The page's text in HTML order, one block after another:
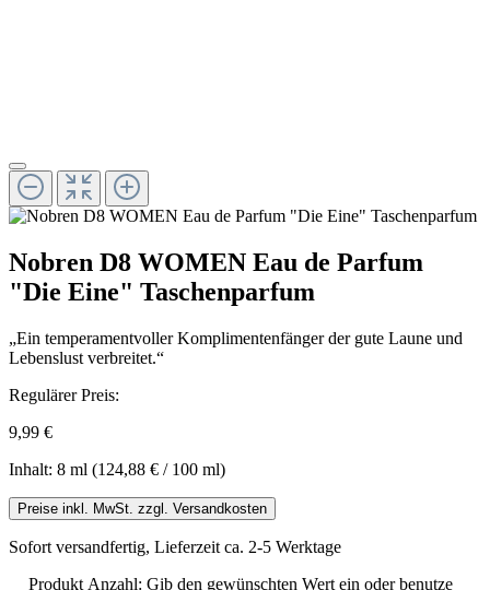
Nobren D8 WOMEN Eau de Parfum
"Die Eine" Taschenparfum
„Ein temperamentvoller Komplimentenfänger der gute Laune und
Lebenslust verbreitet.“
Regulärer Preis:
9,99 €
Inhalt: 8 ml (124,88 € / 100 ml)
Preise inkl. MwSt. zzgl. Versandkosten
Sofort versandfertig, Lieferzeit ca. 2-5 Werktage
Produkt Anzahl: Gib den gewünschten Wert ein oder benutze